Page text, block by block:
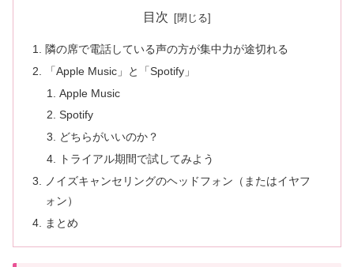
目次
隣の席で電話している声の方が集中力が途切れる
「Apple Music」と「Spotify」
Apple Music
Spotify
どちらがいいのか？
トライアル期間で試してみよう
ノイズキャンセリングのヘッドフォン（またはイヤフ
ォン）
まとめ